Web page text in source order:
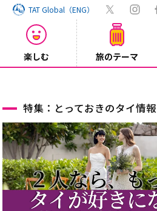
TAT Global（ENG）
楽しむ 旅のテーマ
特集：とっておきのタイ情報